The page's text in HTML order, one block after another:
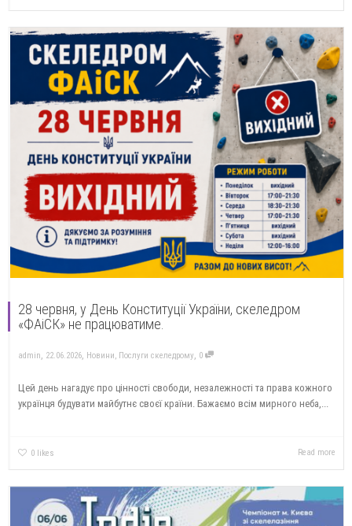
28 червня, у День Конституції України, скеледром
«ФАіСК» не працюватиме.
admin, 22.06.2026, Новини, Послуги скеледрому, 0
Цей день нагадує про цінності свободи, незалежності та права кожного
українця будувати майбутнє своєї країни. Бажаємо всім мирного неба,...
0 likes Read more